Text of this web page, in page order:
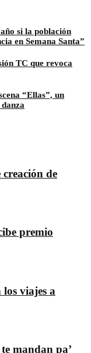
si la población
en Semana Santa”
TC que revoca
“Ellas”, un
de
premio
viajes a
mandan pa’